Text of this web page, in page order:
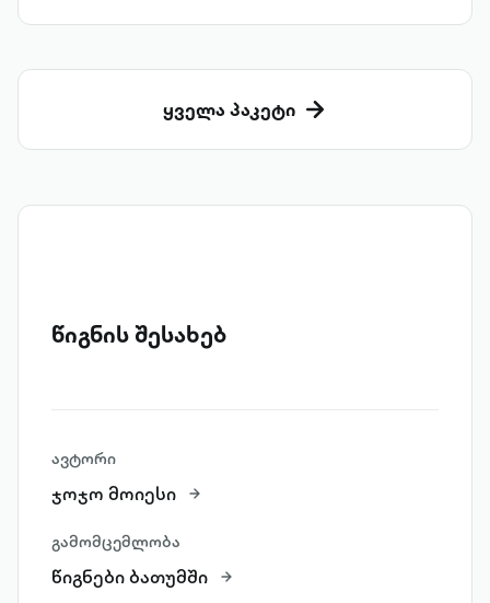
ყველა პაკეტი
წიგნის შესახებ
ავტორი
ჯოჯო მოიესი
გამომცემლობა
წიგნები ბათუმში